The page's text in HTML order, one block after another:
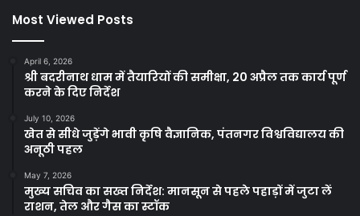
Most Viewed Posts
April 6, 2026
श्री बदरीनाथ धाम में तैयारियों की समीक्षा, 20 अप्रैल तक कार्य पूर्ण
करने के दिए निर्देश
July 10, 2026
खेत से सीधे जुड़ेंगे भावी कृषि वैज्ञानिक, पंतनगर विश्वविद्यालय की
अनूठी पहल
May 7, 2026
मुख्य सचिव का सख्त निर्देश: मानसून से पहले पहाड़ों में जुटा लें
राशन, तेल और गैस का स्टॉक